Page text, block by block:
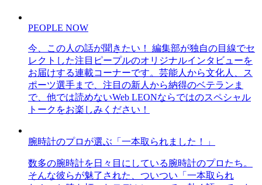
PEOPLE NOW
今、この人の話が聞きたい！ 編集部が独自の目線でセ
レクトした注目ピープルのオリジナルインタビューを
お届けする連載コーナーです。芸能人から文化人、ス
ポーツ選手まで、注目の新人から納得のベテランま
で、他では読めないWeb LEONならではのスペシャル
トークをお楽しみください！
腕時計のプロが選ぶ「一本取られました！」
数多の腕時計を日々目にしている腕時計のプロたち。
そんな彼らが魅了された、ついつい「一本取られ